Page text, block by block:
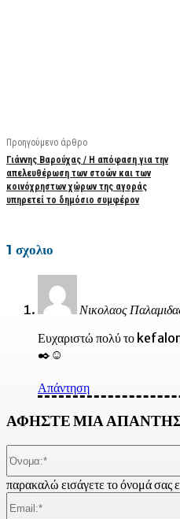
Προηγούμενο άρθρο
Γιάννης Βαρούχας / Η απόφαση για την
απελευθέρωση των στοών και των
κοινόχρηστων χώρων της αγοράς
υπηρετεί το δημόσιο συμφέρον
1 σχολιο
Νικολαος
Ευχαριστώ πολύ το
✒️☺️
Απάντηση
ΑΦΗΣΤΕ ΜΙΑ
παρακαλώ εισάγετε το όνομά σας